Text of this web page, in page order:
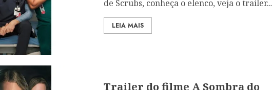
de Scrubs, conheça o elenco, veja o trailer...
LEIA MAIS
Trailer do filme A Sombra do